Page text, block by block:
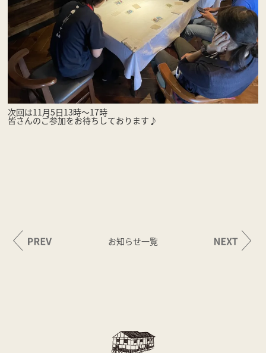
次回は11月5日13時〜17時
皆さんのご参加をお待ちしております♪
お知らせ一覧